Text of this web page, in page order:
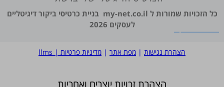
כל הזכויות שמורות ל my-net.co.il בניית כרטיסי ביקור דיגיטליים
לעסקים 2026
הצהרת נגישות | מפת אתר | מדיניות פרטיות |
llms
הצהרת זכויות יוצרים ואחריות